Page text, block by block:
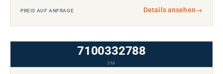
PREIS AUF ANFRAGE Details ansehen→
7100332788
3M